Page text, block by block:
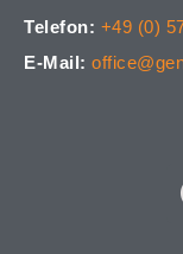
Telefon: +49 (0)
E-Mail: